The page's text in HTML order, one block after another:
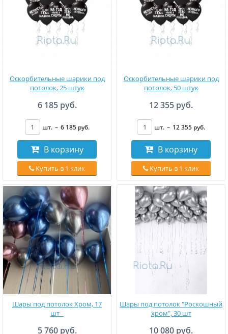
Оскорбительные шарики под
потолок, 25 штук
6 185 руб.
шт. – 6 185 руб.
В корзину
Купить в 1 клик
Оскорбительные шарики под
потолок, 50 штук
12 355 руб.
шт. – 12 355 руб.
В корзину
Купить в 1 клик
Шары под потолок Хром, 17
шт
5 760 руб.
Шары под потолок "Роскошный
хром", 30 шт
10 080 руб.